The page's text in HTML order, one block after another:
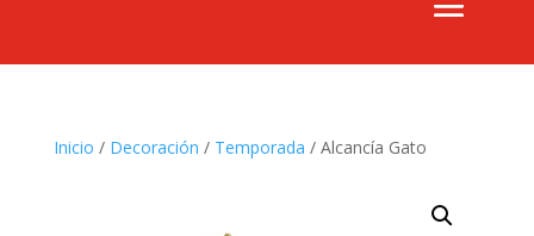
Inicio / Decoración / Temporada / Alcancía Gato